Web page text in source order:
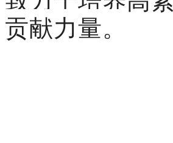
贡献力量。